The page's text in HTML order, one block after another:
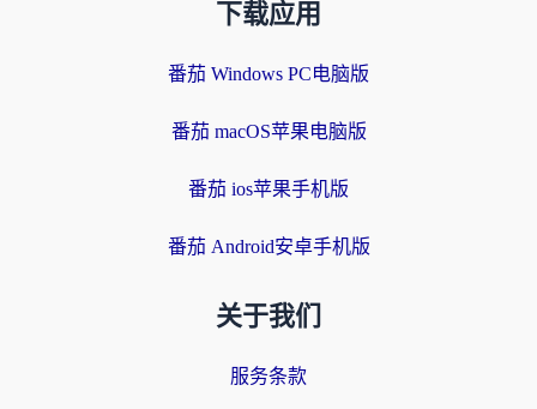
下载应用
番茄 Windows PC电脑版
番茄 macOS苹果电脑版
番茄 ios苹果手机版
番茄 Android安卓手机版
关于我们
服务条款